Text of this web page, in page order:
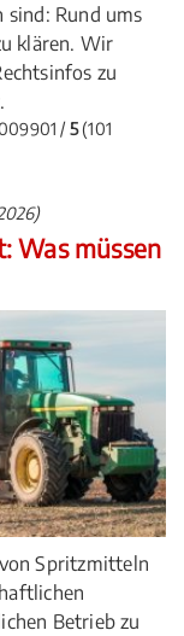
Rund ums
klären. Wir
zu
/ 5(101
Was müssen
Spritzmitteln
Betrieb zu